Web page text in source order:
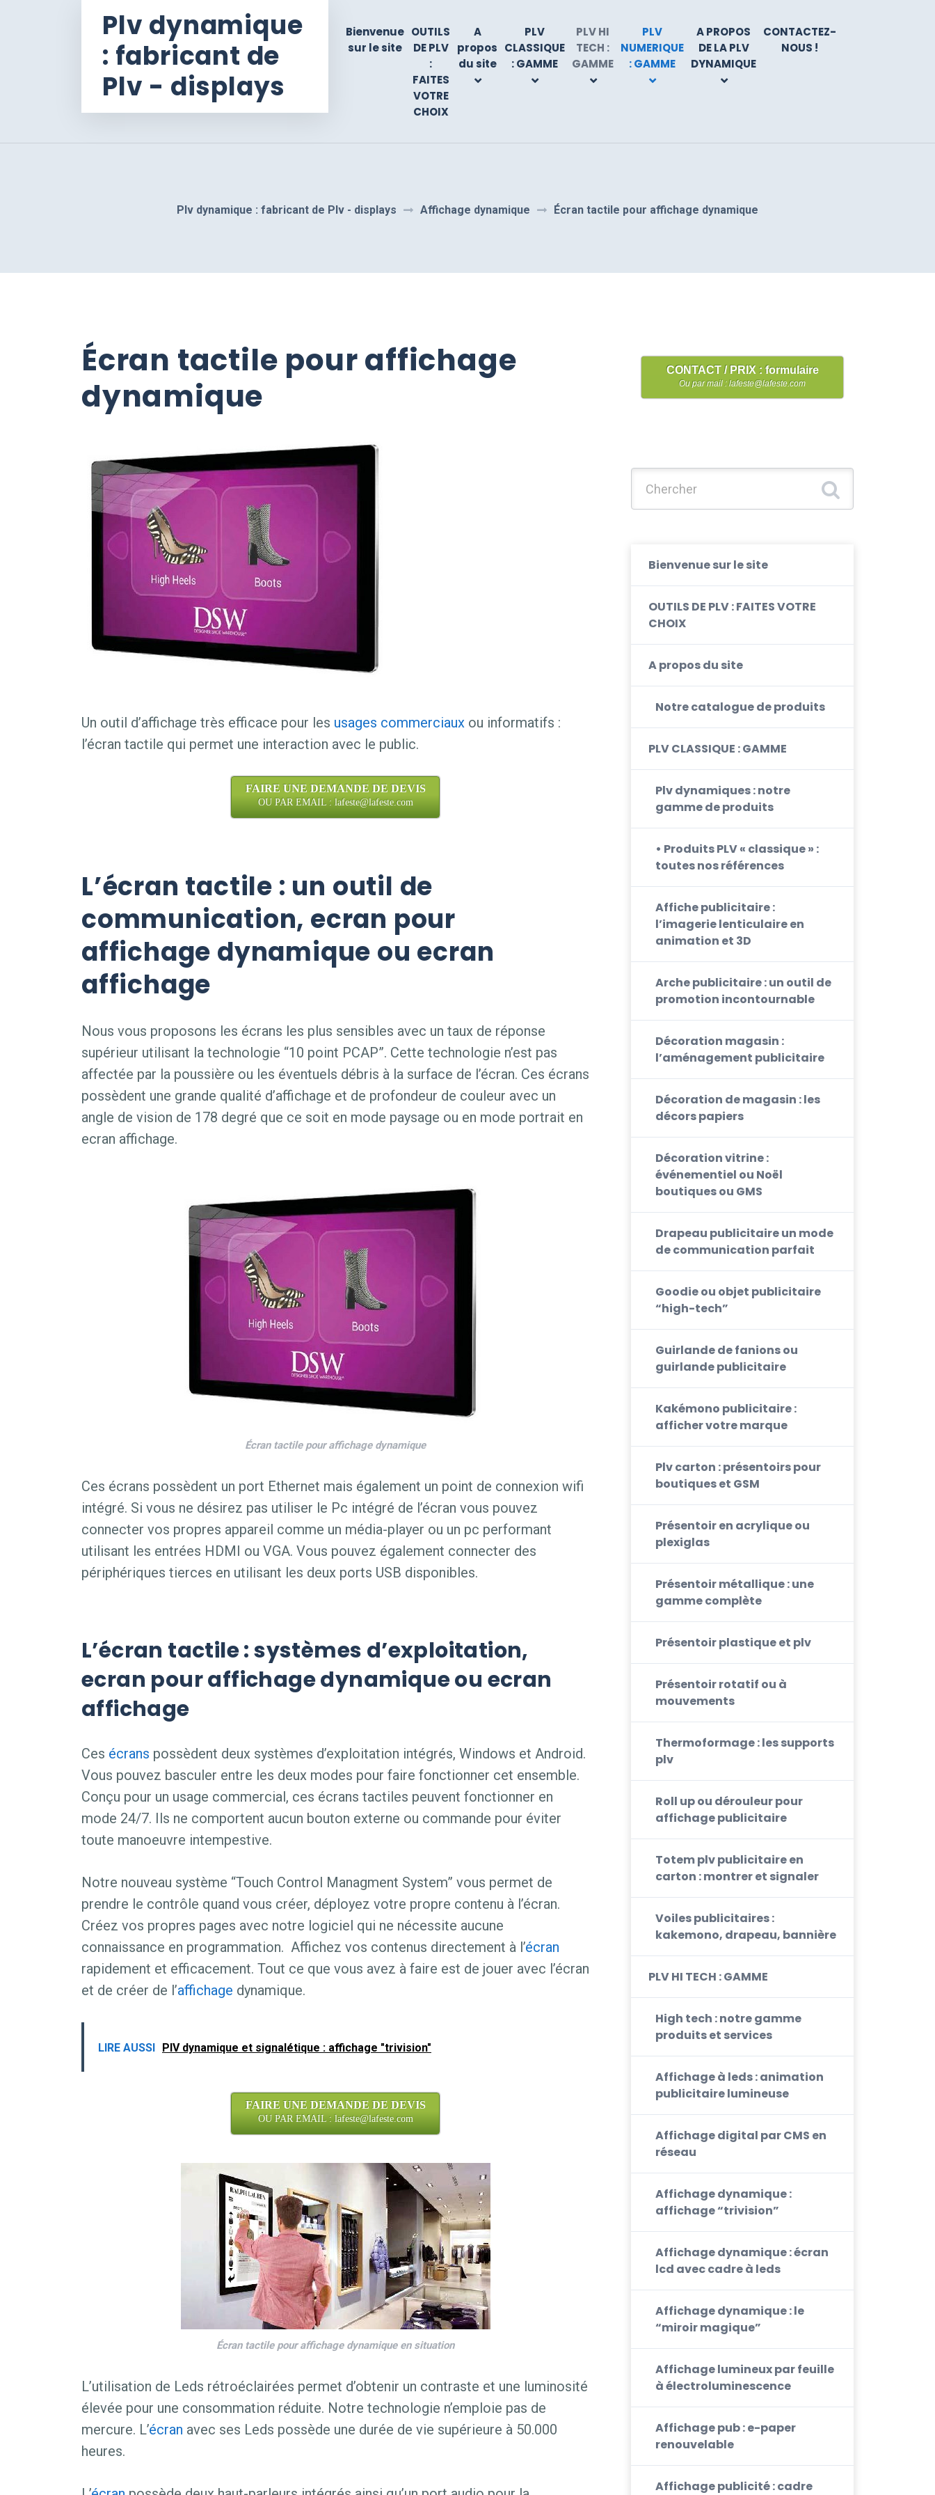
Plv dynamique
: fabricant de
Plv - displays
Bienvenue
sur le site
OUTILS
DE PLV
:
FAITES
VOTRE
CHOIX
A
propos
du site
PLV
CLASSIQUE
: GAMME
PLV HI
TECH :
GAMME
PLV
NUMERIQUE
: GAMME
A PROPOS
DE LA PLV
DYNAMIQUE
CONTACTEZ-
NOUS !
Plv dynamique : fabricant de Plv - displays Affichage dynamique Écran tactile pour affichage dynamique
Écran tactile pour affichage
dynamique
Un outil d’affichage très efficace pour les usages commerciaux ou informatifs :
l’écran tactile qui permet une interaction avec le public.
FAIRE UNE DEMANDE DE DEVIS
OU PAR EMAIL : lafeste@lafeste.com
L’écran tactile : un outil de
communication, ecran pour
affichage dynamique ou ecran
affichage
Nous vous proposons les écrans les plus sensibles avec un taux de réponse
supérieur utilisant la technologie “10 point PCAP”. Cette technologie n’est pas
affectée par la poussière ou les éventuels débris à la surface de l’écran. Ces écrans
possèdent une grande qualité d’affichage et de profondeur de couleur avec un
angle de vision de 178 degré que ce soit en mode paysage ou en mode portrait en
ecran affichage.
Écran tactile pour affichage dynamique
Ces écrans possèdent un port Ethernet mais également un point de connexion wifi
intégré. Si vous ne désirez pas utiliser le Pc intégré de l’écran vous pouvez
connecter vos propres appareil comme un média-player ou un pc performant
utilisant les entrées HDMI ou VGA. Vous pouvez également connecter des
périphériques tierces en utilisant les deux ports USB disponibles.
L’écran tactile : systèmes d’exploitation,
ecran pour affichage dynamique ou ecran
affichage
Ces écrans possèdent deux systèmes d’exploitation intégrés, Windows et Android.
Vous pouvez basculer entre les deux modes pour faire fonctionner cet ensemble.
Conçu pour un usage commercial, ces écrans tactiles peuvent fonctionner en
mode 24/7. Ils ne comportent aucun bouton externe ou commande pour éviter
toute manoeuvre intempestive.
Notre nouveau système “Touch Control Managment System” vous permet de
prendre le contrôle quand vous créer, déployez votre propre contenu à l’écran.
Créez vos propres pages avec notre logiciel qui ne nécessite aucune
connaissance en programmation. Affichez vos contenus directement à l’écran
rapidement et efficacement. Tout ce que vous avez à faire est de jouer avec l’écran
et de créer de l’affichage dynamique.
LIRE AUSSI PlV dynamique et signalétique : affichage "trivision"
FAIRE UNE DEMANDE DE DEVIS
OU PAR EMAIL : lafeste@lafeste.com
Écran tactile pour affichage dynamique en situation
L’utilisation de Leds rétroéclairées permet d’obtenir un contraste et une luminosité
élevée pour une consommation réduite. Notre technologie n’emploie pas de
mercure. L’écran avec ses Leds possède une durée de vie supérieure à 50.000
heures.
CONTACT / PRIX : formulaire
Ou par mail : lafeste@lafeste.com
Bienvenue sur le site
OUTILS DE PLV : FAITES VOTRE
CHOIX
A propos du site
Notre catalogue de produits
PLV CLASSIQUE : GAMME
Plv dynamiques : notre
gamme de produits
• Produits PLV « classique » :
toutes nos références
Affiche publicitaire :
l’imagerie lenticulaire en
animation et 3D
Arche publicitaire : un outil de
promotion incontournable
Décoration magasin :
l’aménagement publicitaire
Décoration de magasin : les
décors papiers
Décoration vitrine :
événementiel ou Noël
boutiques ou GMS
Drapeau publicitaire un mode
de communication parfait
Goodie ou objet publicitaire
“high-tech”
Guirlande de fanions ou
guirlande publicitaire
Kakémono publicitaire :
afficher votre marque
Plv carton : présentoirs pour
boutiques et GSM
Présentoir en acrylique ou
plexiglas
Présentoir métallique : une
gamme complète
Présentoir plastique et plv
Présentoir rotatif ou à
mouvements
Thermoformage : les supports
plv
Roll up ou dérouleur pour
affichage publicitaire
Totem plv publicitaire en
carton : montrer et signaler
Voiles publicitaires :
kakemono, drapeau, bannière
PLV HI TECH : GAMME
High tech : notre gamme
produits et services
Affichage à leds : animation
publicitaire lumineuse
Affichage digital par CMS en
réseau
Affichage dynamique :
affichage “trivision”
Affichage dynamique : écran
lcd avec cadre à leds
Affichage dynamique : le
“miroir magique”
Affichage lumineux par feuille
à électroluminescence
Affichage pub : e-paper
renouvelable
Affichage publicité : cadre